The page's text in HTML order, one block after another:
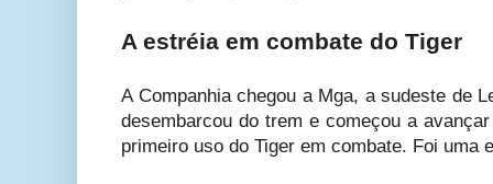
A estréia em combate do Tiger
A Companhia chegou a Mga, a sudeste de
desembarcou do trem e começou a
primeiro uso do Tiger em combate. Foi uma